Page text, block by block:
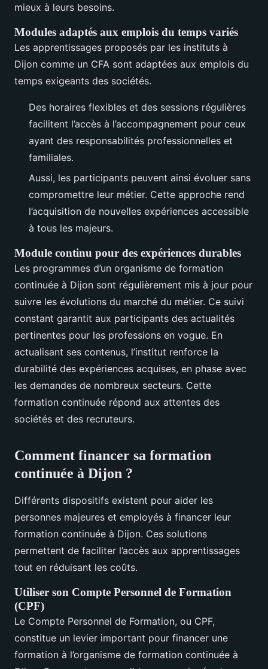
mieux à leurs besoins.
Modules adaptés aux emplois du temps variés
Les apprentissages proposés par les instituts à
Dijon comme un CFA sont adaptées aux emplois du
temps exigeants des sociétés.
Des horaires flexibles et des sessions régulières
facilitent l’accès à l’accompagnement pour ceux
ayant des responsabilités professionnelles et
familiales.
Aussi, les participants peuvent ainsi évoluer sans
compromettre leur métier. Cette approche rend
l’acquisition de nouvelles expériences accessible
à tous les majeurs.
Module continu pour des expériences durables
Les programmes d’un organisme de formation
continuée à Dijon sont régulièrement mis à jour pour
suivre les évolutions du marché du métier. Ce suivi
constant garantit aux participants des actualités
pertinentes pour les professions en vogue. En
actualisant ses contenus, l’institut renforce la
durabilité des expériences acquises, en phase avec
les demandes de nombreux secteurs. Cette
formation continuée répond aux attentes des
sociétés et des recruteurs.
Comment financer sa formation
continuée à Dijon ?
Différents dispositifs existent pour aider les
personnes majeures et employés à financer leur
formation continuée à Dijon. Ces solutions
permettent de faciliter l’accès aux apprentissages
tout en réduisant les coûts.
Utiliser son Compte Personnel de Formation
(CPF)
Le Compte Personnel de Formation, ou CPF,
constitue un levier important pour financer une
formation à l’organisme de formation continuée à